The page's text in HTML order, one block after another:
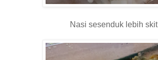
Nasi sesenduk lebih skit